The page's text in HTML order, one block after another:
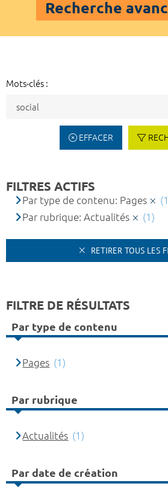
Recherche
Mots-clés :
EFFACER
FILTRES ACTIFS
Par type de contenu: Pages
Par rubrique: Actualités
(1)
RETIRER TOUS LES
FILTRE DE RÉSULTATS
Par type de contenu
Pages (1)
Par rubrique
Actualités (1)
Par date de création